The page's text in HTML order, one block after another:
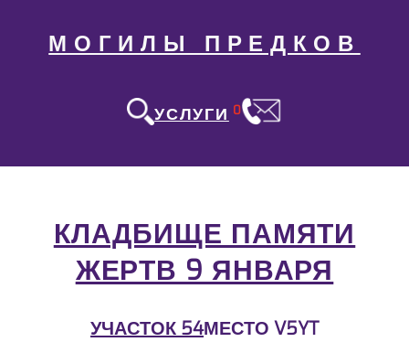
МОГИЛЫ ПРЕДКОВ
УСЛУГИ 0
КЛАДБИЩЕ ПАМЯТИ
ЖЕРТВ 9 ЯНВАРЯ
УЧАСТОК 54МЕСТО V5YT